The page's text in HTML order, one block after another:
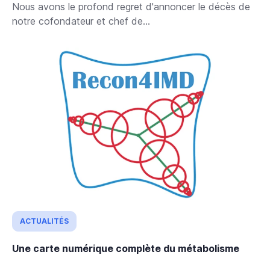
Nous avons le profond regret d'annoncer le décès de
notre cofondateur et chef de...
ACTUALITÉS
Une carte numérique complète du métabolisme